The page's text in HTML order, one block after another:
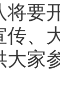
将要
传、
大家